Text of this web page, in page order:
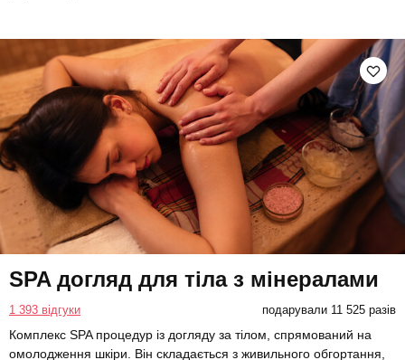
SPA догляд для тіла з мінералами
1 393 відгуки подарували 11 525 разів
Комплекс SPA процедур із догляду за тілом, спрямований на
омолодження шкіри. Він складається з живильного обгортання,